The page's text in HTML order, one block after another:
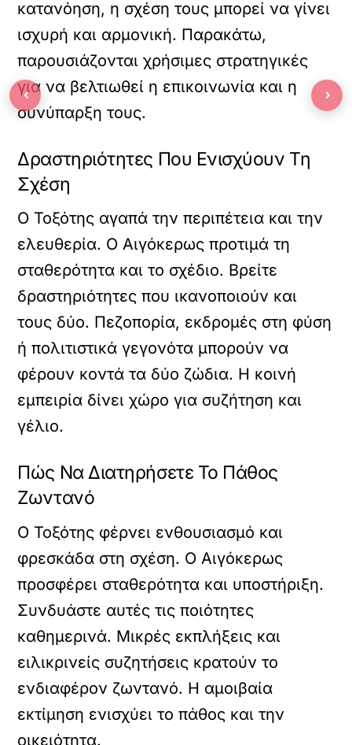
κατανόηση, η σχέση τους μπορεί να γίνει
ισχυρή και αρμονική. Παρακάτω,
παρουσιάζονται χρήσιμες στρατηγικές
για να βελτιωθεί η επικοινωνία και η
συνύπαρξη τους.
Δραστηριότητες Που Ενισχύουν Τη
Σχέση
Ο Τοξότης αγαπά την περιπέτεια και την
ελευθερία. Ο Αιγόκερως προτιμά τη
σταθερότητα και το σχέδιο. Βρείτε
δραστηριότητες που ικανοποιούν και
τους δύο. Πεζοπορία, εκδρομές στη φύση
ή πολιτιστικά γεγονότα μπορούν να
φέρουν κοντά τα δύο ζώδια. Η κοινή
εμπειρία δίνει χώρο για συζήτηση και
γέλιο.
Πώς Να Διατηρήσετε Το Πάθος
Ζωντανό
Ο Τοξότης φέρνει ενθουσιασμό και
φρεσκάδα στη σχέση. Ο Αιγόκερως
προσφέρει σταθερότητα και υποστήριξη.
Συνδυάστε αυτές τις ποιότητες
καθημερινά. Μικρές εκπλήξεις και
ειλικρινείς συζητήσεις κρατούν το
ενδιαφέρον ζωντανό. Η αμοιβαία
εκτίμηση ενισχύει το πάθος και την
οικειότητα.
‹ ›